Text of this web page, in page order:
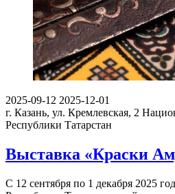
2025-09-12 2025-12-01
г. Казань, ул. Кремлевская, 2
Республики Татарстан
Выставка «Краски
С 12 сентября по 1 декабря 2025